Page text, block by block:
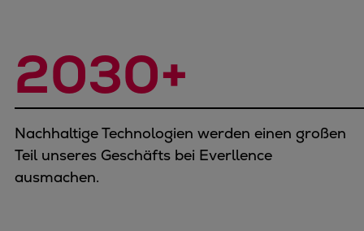
2030+
Nachhaltige Technologien werden einen großen
Teil unseres Geschäfts bei Everllence
ausmachen.